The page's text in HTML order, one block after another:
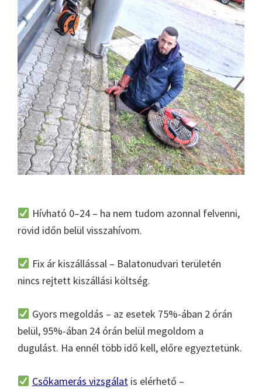
Hívható 0–24 – ha nem tudom azonnal felvenni,
rövid időn belül visszahívom.
Fix ár kiszállással – Balatonudvari területén
nincs rejtett kiszállási költség.
Gyors megoldás – az esetek 75%-ában 2 órán
belül, 95%-ában 24 órán belül megoldom a
dugulást. Ha ennél több idő kell, előre egyeztetünk.
Csőkamerás vizsgálatis elérhető –